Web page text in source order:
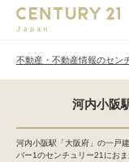
不動産・不動産情報のセン
河内小阪
河内小阪駅「大阪府」の一戸
バー1のセンチュリー21にお